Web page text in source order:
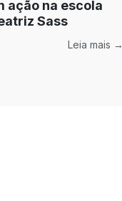
ação na escola
Sass
Leia mais →